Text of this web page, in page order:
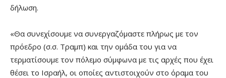
δήλωση.
«Θα συνεχίσουμε να συνεργαζόμαστε πλήρως με τον
πρόεδρο (σ.σ. Τραμπ) και την ομάδα του για να
τερματίσουμε τον πόλεμο σύμφωνα με τις αρχές που έχει
θέσει το Ισραήλ, οι οποίες αντιστοιχούν στο όραμα του